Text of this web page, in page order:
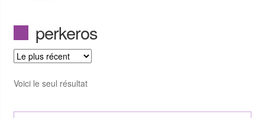
perkeros
Voici le seul résultat